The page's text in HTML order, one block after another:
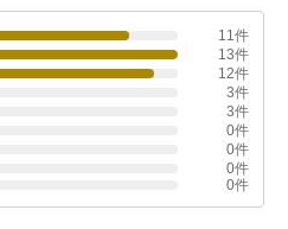
11件
13件
12件
3件
3件
0件
0件
0件
0件